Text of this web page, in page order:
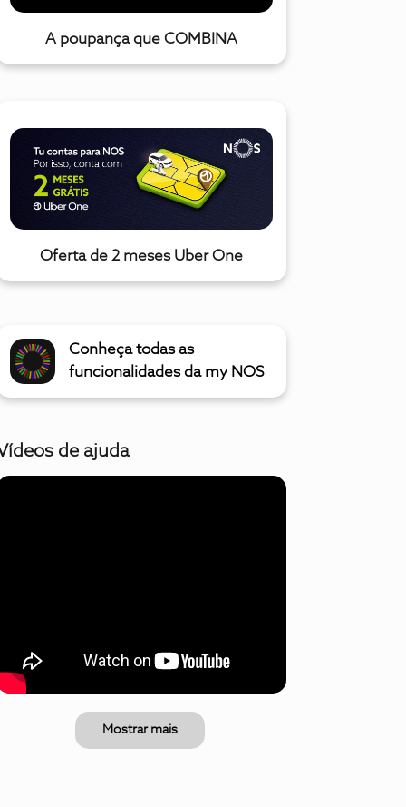
A poupança que COMBINA
Oferta de 2 meses Uber One
Conheça todas as
funcionalidades da my NOS
de ajuda
Mostrar mais